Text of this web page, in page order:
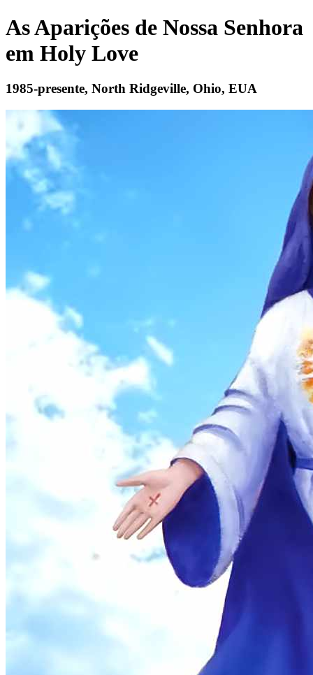
As Aparições de Nossa Senhora
em Holy Love
1985-presente, North Ridgeville, Ohio, EUA